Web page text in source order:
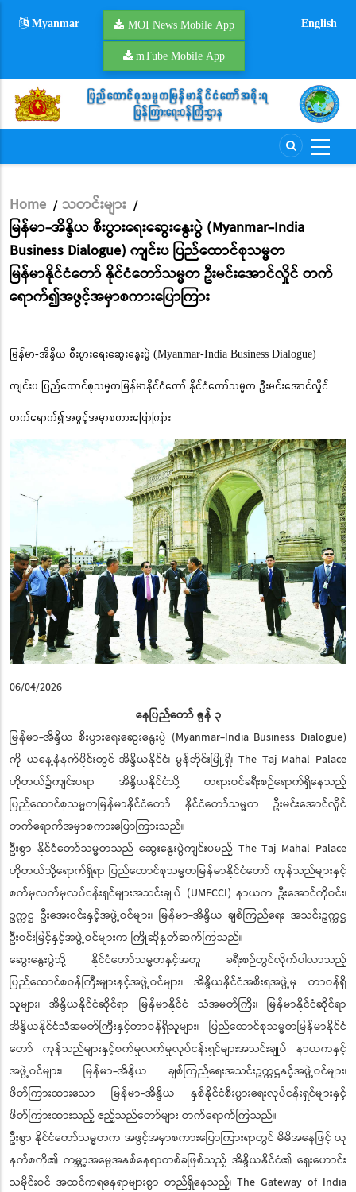
Myanmar MOI News Mobile App
mTube Mobile App
English
Breadcrumb
Home / သတင်းများ /
မြန်မာ-အိန္ဒိယ စီးပွားရေးဆွေးနွေးပွဲ (Myanmar-India
Business Dialogue) ကျင်းပ ပြည်ထောင်စုသမ္မတ
မြန်မာနိုင်ငံတော် နိုင်ငံတော်သမ္မတ ဦးမင်းအောင်လှိုင် တက်
ရောက်၍အဖွင့်အမှာစကားပြောကြား
မြန်မာ-အိန္ဒိယ စီးပွားရေးဆွေးနွေးပွဲ (Myanmar-India Business Dialogue)
ကျင်းပ ပြည်ထောင်စုသမ္မတမြန်မာနိုင်ငံတော် နိုင်ငံတော်သမ္မတ ဦးမင်းအောင်လှိုင်
တက်ရောက်၍အဖွင့်အမှာစကားပြောကြား
06/04/2026
နေပြည်တော် ဇွန် ၃
မြန်မာ-အိန္ဒိယ စီးပွားရေးဆွေးနွေးပွဲ (Myanmar-India Business Dialogue)
ကို ယနေ့နံနက်ပိုင်းတွင် အိန္ဒိယနိုင်ငံ၊ မွန်ဘိုင်းမြို့ရှိ၊ The Taj Mahal Palace
ဟိုတယ်၌ကျင်းပရာ အိန္ဒိယနိုင်ငံသို့ တရားဝင်ခရီးစဉ်ရောက်ရှိနေသည့်
ပြည်ထောင်စုသမ္မတမြန်မာနိုင်ငံတော် နိုင်ငံတော်သမ္မတ ဦးမင်းအောင်လှိုင်
တက်ရောက်အမှာစကားပြောကြားသည်။
ဦးစွာ နိုင်ငံတော်သမ္မတသည် ဆွေးနွေးပွဲကျင်းပမည့် The Taj Mahal Palace
ဟိုတယ်သို့ရောက်ရှိရာ ပြည်ထောင်စုသမ္မတမြန်မာနိုင်ငံတော် ကုန်သည်များနှင့်
စက်မှုလက်မှုလုပ်ငန်းရှင်များအသင်းချုပ် (UMFCCI) နာယက ဦးအောင်ကိုဝင်း၊
ဥက္ကဋ္ဌ ဦးအေးဝင်းနှင့်အဖွဲ့ဝင်များ၊ မြန်မာ-အိန္ဒိယ ချစ်ကြည်ရေး အသင်းဥက္ကဋ္ဌ
ဦးဝင်းမြင့်နှင့်အဖွဲ့ဝင်များက ကြိုဆိုနှုတ်ဆက်ကြသည်။
ဆွေးနွေးပွဲသို့ နိုင်ငံတော်သမ္မတနှင့်အတူ ခရီးစဉ်တွင်လိုက်ပါလာသည့်
ပြည်ထောင်စုဝန်ကြီးများနှင့်အဖွဲ့ဝင်များ၊ အိန္ဒိယနိုင်ငံအစိုးရအဖွဲ့မှ တာဝန်ရှိ
သူများ၊ အိန္ဒိယနိုင်ငံဆိုင်ရာ မြန်မာနိုင်ငံ သံအမတ်ကြီး၊ မြန်မာနိုင်ငံဆိုင်ရာ
အိန္ဒိယနိုင်ငံသံအမတ်ကြီးနှင့်တာဝန်ရှိသူများ၊ ပြည်ထောင်စုသမ္မတမြန်မာနိုင်ငံ
တော် ကုန်သည်များနှင့်စက်မှုလက်မှုလုပ်ငန်းရှင်များအသင်းချုပ် နာယကနှင့်
အဖွဲ့ဝင်များ၊ မြန်မာ-အိန္ဒိယ ချစ်ကြည်ရေးအသင်းဥက္ကဋ္ဌနှင့်အဖွဲ့ဝင်များ၊
ဖိတ်ကြားထားသော မြန်မာ-အိန္ဒိယ နှစ်နိုင်ငံစီးပွားရေးလုပ်ငန်းရှင်များနှင့်
ဖိတ်ကြားထားသည့် ဧည့်သည်တော်များ တက်ရောက်ကြသည်။
ဦးစွာ နိုင်ငံတော်သမ္မတက အဖွင့်အမှာစကားပြောကြားရာတွင် မိမိအနေဖြင့် ယူ
နက်စကို၏ ကမ္ဘာ့အမွေအနှစ်နေရာတစ်ခုဖြစ်သည့် အိန္ဒိယနိုင်ငံ၏ ရှေးဟောင်း
သမိုင်းဝင် အထင်ကရနေရာများစွာ တည်ရှိနေသည့်၊ The Gateway of India